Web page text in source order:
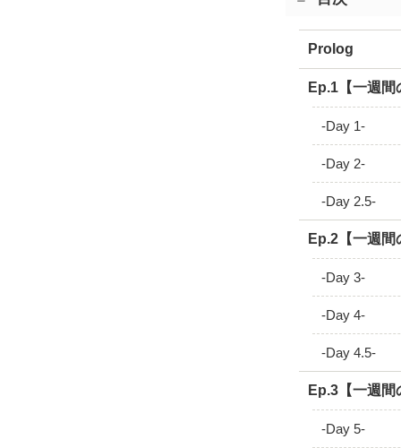
Prolog
Ep.1【一週間
-Day 1-
-Day 2-
-Day 2.5-
Ep.2【一週間
-Day 3-
-Day 4-
-Day 4.5-
Ep.3【一週間
-Day 5-